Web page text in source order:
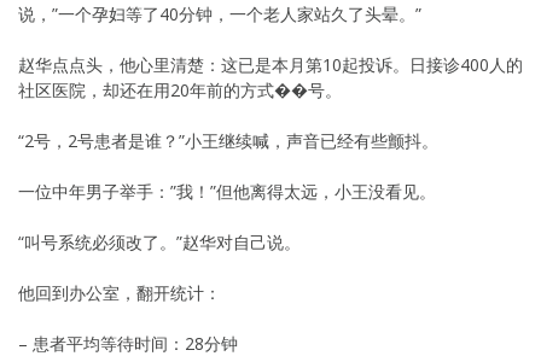
说，”一个孕妇等了40分钟，一个老人家站久了头晕。”
赵华点点头，他心里清楚：这已是本月第10起投诉。日接诊400人的
社区医院，却还在用20年前的方式��号。
“2号，2号患者是谁？”小王继续喊，声音已经有些颤抖。
一位中年男子举手：”我！”但他离得太远，小王没看见。
“叫号系统必须改了。”赵华对自己说。
他回到办公室，翻开统计：
– 患者平均等待时间：28分钟